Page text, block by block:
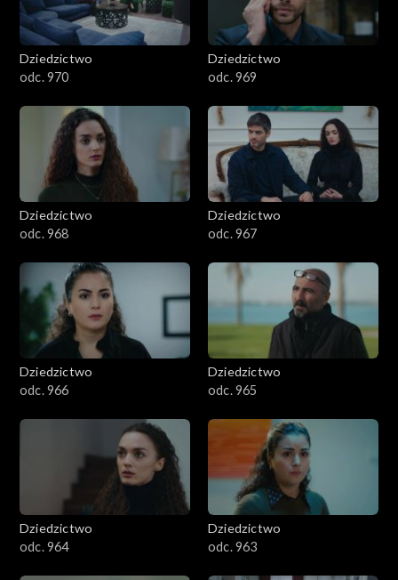
Dziedzictwo
odc. 970
Dziedzictwo
odc. 969
Dziedzictwo
odc. 968
Dziedzictwo
odc. 967
Dziedzictwo
odc. 966
Dziedzictwo
odc. 965
Dziedzictwo
odc. 964
Dziedzictwo
odc. 963